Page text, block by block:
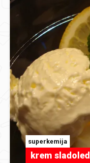
superkemija
krem sladoled